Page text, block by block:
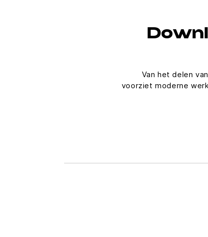
Van het delen
voorziet moderne